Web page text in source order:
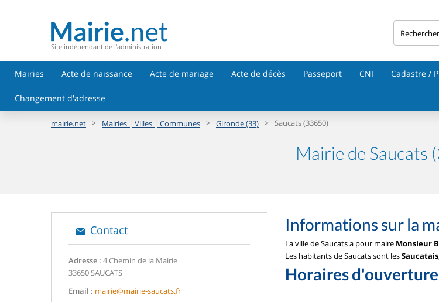
Site indépendant de l'administration
Mairies Acte de naissance Acte de mariage Acte de décès Passeport CNI Cadastre /
Changement d'adresse
mairie.net > Mairies | Villes | Communes > Gironde (33) > Saucats (33650)
Mairie de Saucats
Contact
Adresse : 4 Chemin de la Mairie
33650 SAUCATS
Email : mairie@mairie-saucats.fr
Informations sur la
La ville de Saucats a pour maire Monsieur
Les habitants de Saucats sont les
Horaires